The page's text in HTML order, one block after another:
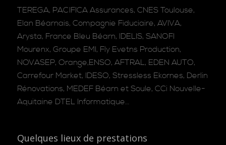
TEREGA, PACIFICA Assurances, CNES Toulouse,
Elan Béarnais, Compagnie Fiduciaire, AVIVA,
Arysta, France Bleu Béarn, IDELIS, SANOFI
Mourenx, Groupe EMI, Fly Evetns Production,
NOVASEP, Orange,ENSO, AFTRAL, EDEN AUTO,
Carrefour Market, IDESO, Stressless Ekornes, Derlin
Rénovations, MEDEF Béarn et Soule, CCi Nouvelle-
Aquitaine DTEL Informatique…
Quelques lieux de prestations